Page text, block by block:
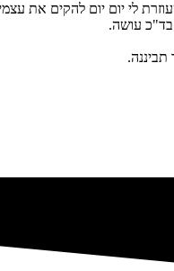
לי יום יום להקים את
בד"כ עושה.
תביננה.